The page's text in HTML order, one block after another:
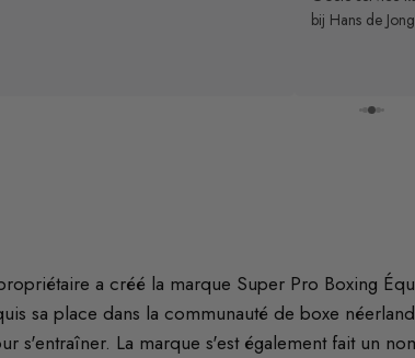
a créé la marque Super Pro Boxing
sa place dans la communauté de boxe
s'entraîner. La marque s'est également fait un